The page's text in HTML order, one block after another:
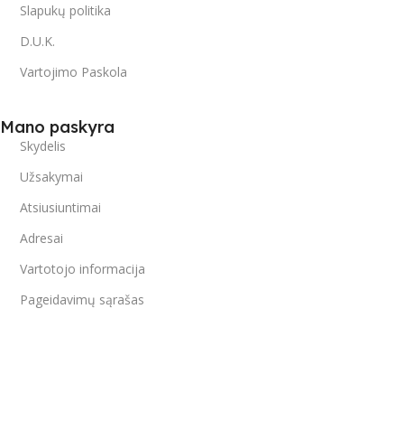
Slapukų politika
D.U.K.
Vartojimo Paskola
Mano paskyra
Skydelis
Užsakymai
Atsiusiuntimai
Adresai
Vartotojo informacija
Pageidavimų sąrašas